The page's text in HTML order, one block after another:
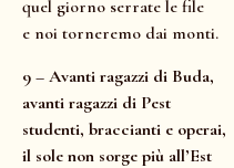
quel giorno serrate le file
e noi torneremo dai monti.
9 – Avanti ragazzi di Buda,
avanti ragazzi di Pest
studenti, braccianti e operai,
il sole non sorge più all’Est